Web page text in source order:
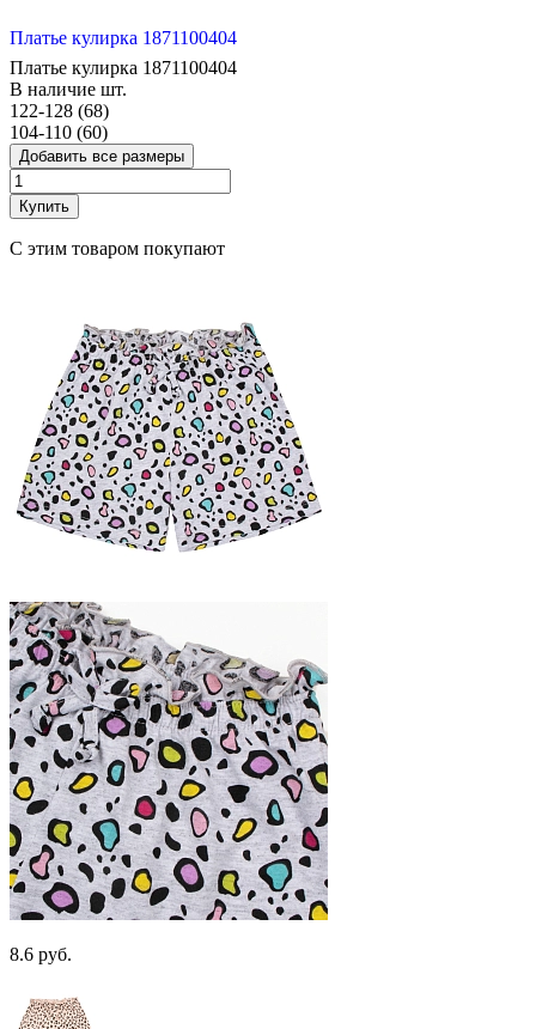
Платье кулирка 1871100404
Платье кулирка 1871100404
В наличие шт.
122-128 (68)
104-110 (60)
Добавить все размеры
Купить
С этим товаром покупают
8.6 руб.